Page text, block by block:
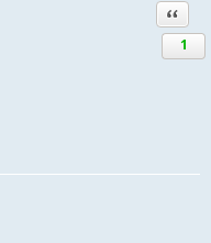
1